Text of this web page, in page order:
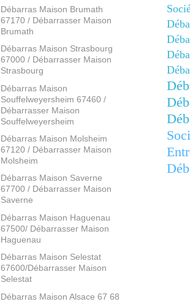
Débarras Maison Brumath
67170 / Débarrasser Maison
Brumath
Débarras Maison Strasbourg
67000 / Débarrasser Maison
Strasbourg
Débarras Maison
Souffelweyersheim 67460 /
Débarrasser Maison
Souffelweyersheim
Débarras Maison Molsheim
67120 / Débarrasser Maison
Molsheim
Débarras Maison Saverne
67700 / Débarrasser Maison
Saverne
Débarras Maison Haguenau
67500/ Débarrasser Maison
Haguenau
Débarras Maison Selestat
67600/Débarrasser Maison
Selestat
Débarras Maison Alsace 67 68